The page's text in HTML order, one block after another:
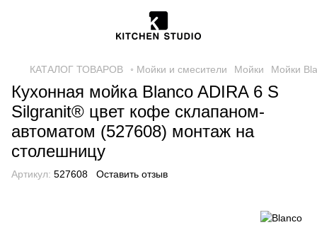
КАТАЛОГ ТОВАРОВ ◦ Мойки и смесители Мойки Мойки
Кухонная мойка Blanco ADIRA 6 S
Silgranit® цвет кофе склапаном-
автоматом (527608) монтаж на
столешницу
Артикул: 527608 Оставить отзыв